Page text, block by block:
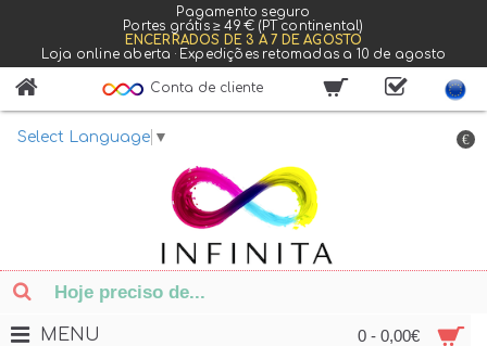
Pagamento seguro
Portes grátis ≥ 49 € (PT continental)
ENCERRADOS DE 3 A 7 DE AGOSTO
Loja online aberta · Expedições retomadas a 10 de agosto
Select Language ▼
Conta de cliente
€
0 - 0,00€
MENU